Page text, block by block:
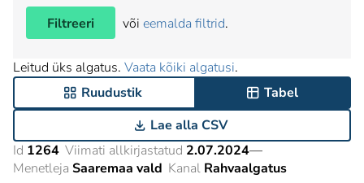
Filtreeri
või eemalda filtrid.
Leitud üks algatus. Vaata kõiki algatusi.
Ruudustik
Tabel
Lae alla CSV
Id 1264 Viimati allkirjastatud 2.07.2024—
Menetleja Saaremaa vald Kanal Rahvaalgatus